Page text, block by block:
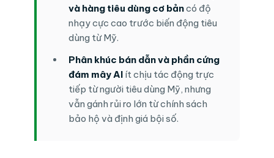
và hàng tiêu dùng cơ bảncó độ
nhạy cực cao trước biến động tiêu
dùng từ Mỹ.
Phân khúc bán dẫn và phần cứng
đám mây AIít chịu tác động trực
tiếp từ người tiêu dùng Mỹ, nhưng
vẫn gánh rủi ro lớn từ chính sách
bảo hộ và định giá bội số.